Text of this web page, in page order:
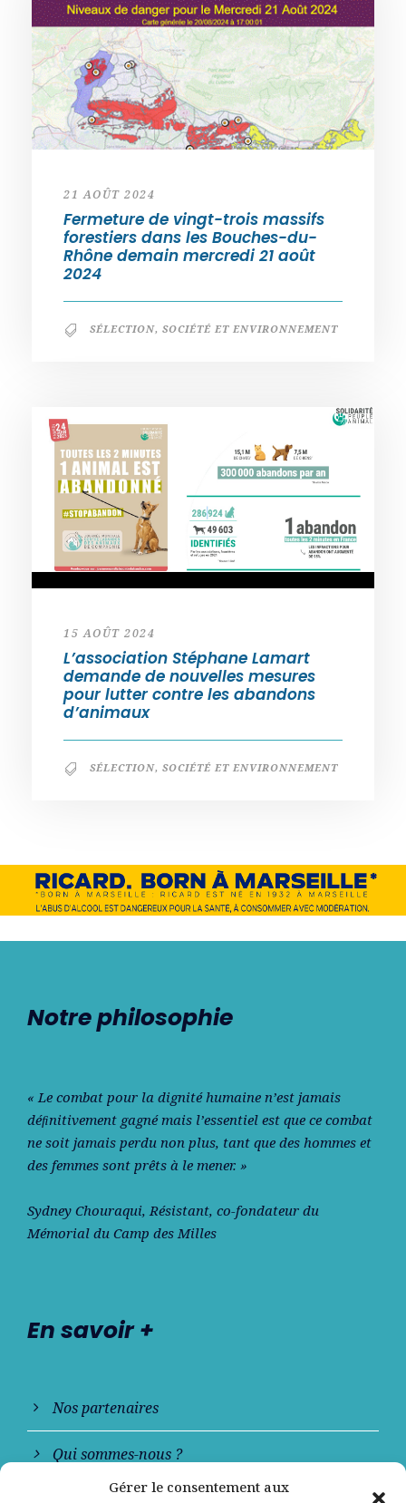
Gérer le consentement aux
21 AOÛT 2024
Fermeture de vingt-trois massifs
forestiers dans les Bouches-du-
Rhône demain mercredi 21 août
2024
SÉLECTION, SOCIÉTÉ ET ENVIRONNEMENT
15 AOÛT 2024
L’association Stéphane Lamart
demande de nouvelles mesures
pour lutter contre les abandons
d’animaux
SÉLECTION, SOCIÉTÉ ET ENVIRONNEMENT
Notre philosophie
« Le combat pour la dignité humaine n’est jamais
déﬁnitivement gagné mais l’essentiel est que ce combat
ne soit jamais perdu non plus, tant que des hommes et
des femmes sont prêts à le mener. »
Sydney Chouraqui, Résistant, co-fondateur du
Mémorial du Camp des Milles
En savoir +
Nos partenaires
Qui sommes-nous ?